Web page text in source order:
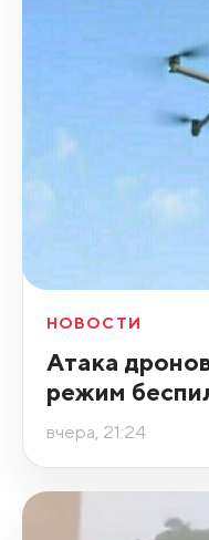
НОВОСТИ
Атака
режим
вчера, 21:24